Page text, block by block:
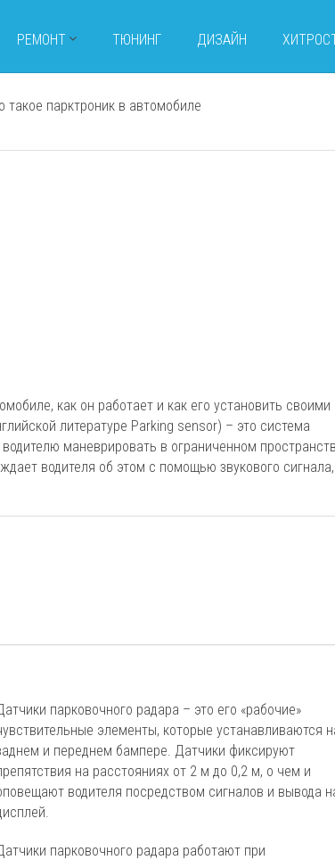
РЕМОНТ ТЮНИНГ ДИЗАЙН
такое парктроник в автомобиле
как он работает и как его установить своими
литературе Parking sensor) – это система
маневрировать в ограниченном
водителя об этом с помощью звукового
парковочного радара – это его «рабочие»
элементы, которые устанавливаются
и переднем бампере. Датчики фиксируют
на расстояниях от 2 м до 0,2 м, о чем и
водителя посредством сигналов и вывода
парковочного радара работают при